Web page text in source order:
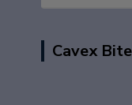
Cavex